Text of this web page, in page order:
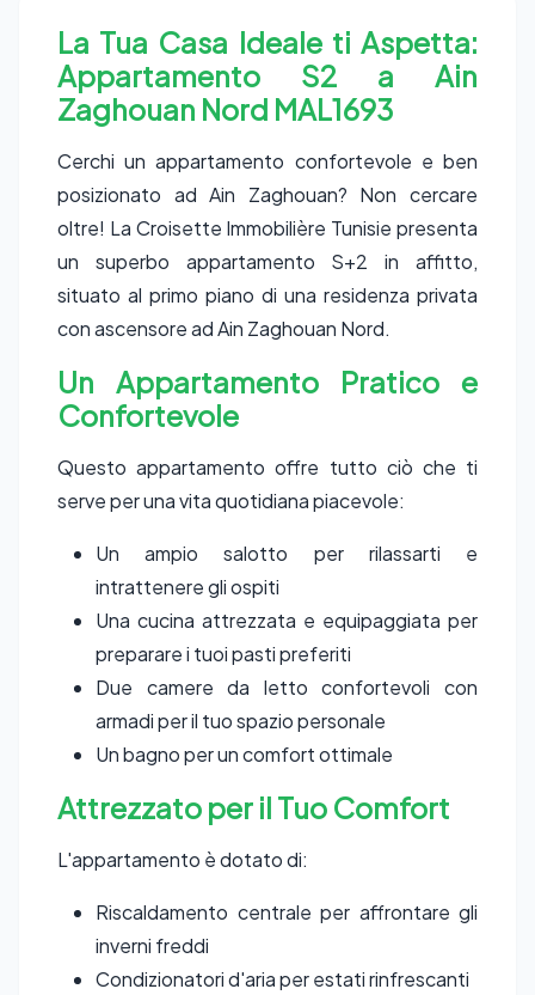
La Tua Casa Ideale ti Aspetta:
Appartamento S2 a Ain
Zaghouan Nord MAL1693
Cerchi un appartamento confortevole e ben
posizionato ad Ain Zaghouan? Non cercare
oltre! La Croisette Immobilière Tunisie presenta
un superbo appartamento S+2 in affitto,
situato al primo piano di una residenza privata
con ascensore ad Ain Zaghouan Nord.
Un Appartamento Pratico e
Confortevole
Questo appartamento offre tutto ciò che ti
serve per una vita quotidiana piacevole:
Un ampio salotto per rilassarti e
intrattenere gli ospiti
Una cucina attrezzata e equipaggiata per
preparare i tuoi pasti preferiti
Due camere da letto confortevoli con
armadi per il tuo spazio personale
Un bagno per un comfort ottimale
Attrezzato per il Tuo Comfort
L'appartamento è dotato di:
Riscaldamento centrale per affrontare gli
inverni freddi
Condizionatori d'aria per estati rinfrescanti